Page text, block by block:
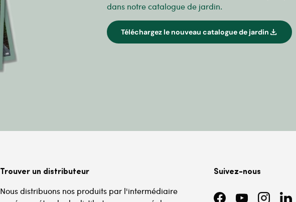
dans notre catalogue de jardin.
Téléchargez le nouveau catalogue de jardin download
Trouver un distributeur
Nous distribuons nos produits par l'intermédiaire
Suivez-nous